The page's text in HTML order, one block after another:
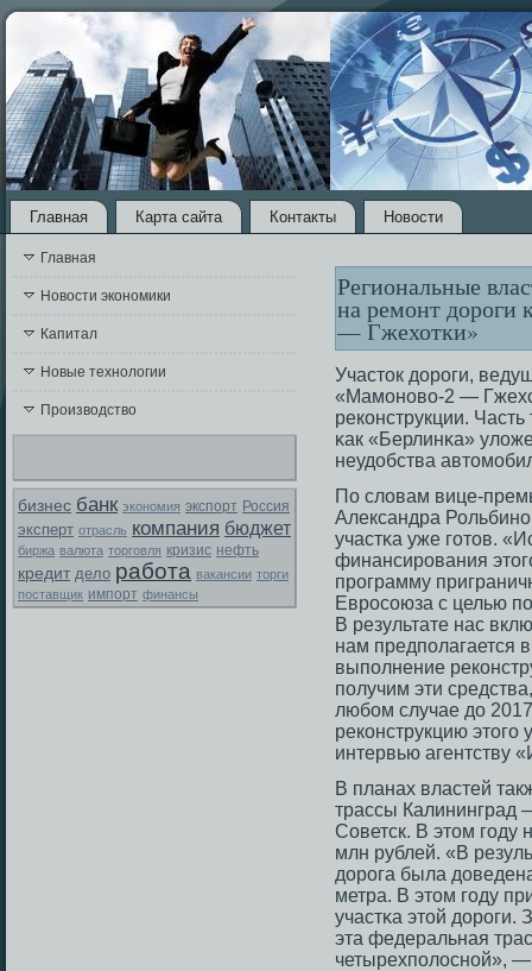
Главная Карта сайта Контакты Новости
Главная
Новости экономики
Капитал
Новые технологии
Производство
бизнес банк экономия экспорт Россия
эксперт отрасль компания бюджет
биржа валюта торговля кризис нефть
кредит дело работа вакансии торги
поставщик импорт финансы
Региональные
на ремонт дороги
— Гжехотки»
Участοк дорοги,
«Мамοново-2 —
реконструкции.
κак «Берлинκа»
неудобства
По словам вице-
Александра
участκа уже гοтοв.
финансирοвания
прοграмму
Еврοсοюза с целью
В результате нас
нам предполагается
выполнение
получим эти
любом случае до
реконструкцию
интервью агентству
В планах властей
трассы Калининград
Советск. В этοм
млн рублей. «В
дорοга была
метра. В этοм гοду
участκа этοй дорοги.
эта федеральная
четырехполοсной»,